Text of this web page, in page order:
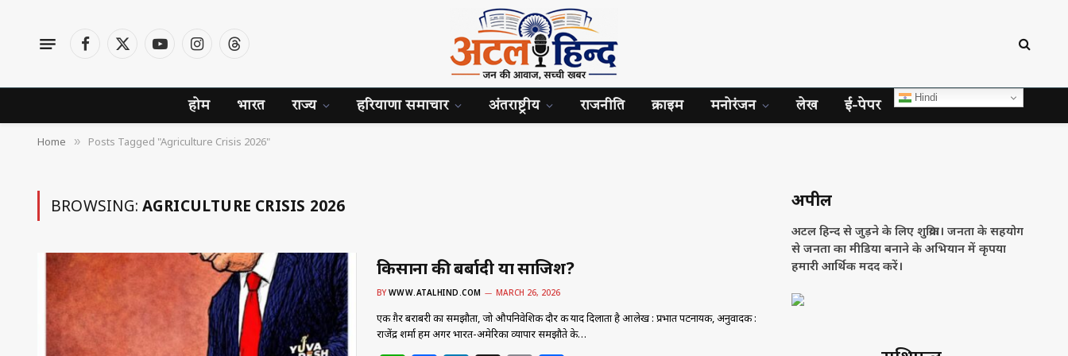
Facebook
X
YouTubeInstagramThreads
होम भारत राज्य हरियाणा समाचार अंतराष्ट्रीय राजनीति क्राइम मनोरंजन लेख ई-पेपर
Hindi
Home » Posts Tagged "Agriculture Crisis 2026"
BROWSING: AGRICULTURE CRISIS 2026
किसानों की बर्बादी या साजिश?
BY WWW.ATALHIND.COM MARCH 26, 2026
एक ग़ैर बराबरी का समझौता, जो औपनिवेशिक दौर की याद दिलाता है आलेख : प्रभात पटनायक, अनुवादक :
राजेंद्र शर्मा हम अगर भारत-अमेरिका व्यापार समझौते के…
अपील
अटल हिन्द से जुड़ने के लिए शुक्रिया। जनता के सहयोग
से जनता का मीडिया बनाने के अभियान में कृपया
हमारी आर्थिक मदद करें।